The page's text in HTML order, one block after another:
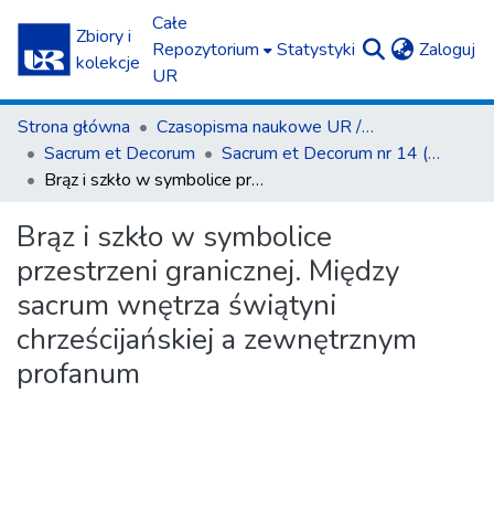
Zbiory i
kolekcje
Całe
Repozytorium
UR
Statystyki Zaloguj
Strona główna
Czasopisma naukowe UR / Scientific Journals
Sacrum et Decorum
Sacrum et Decorum nr 14 (2021)
Brąz i szkło w symbolice przestrzeni granicznej. Między sacrum wnętrza świątyni chrześcijańskiej a zewnętrznym profanum
Brąz i szkło w symbolice
przestrzeni granicznej. Między
sacrum wnętrza świątyni
chrześcijańskiej a zewnętrznym
profanum